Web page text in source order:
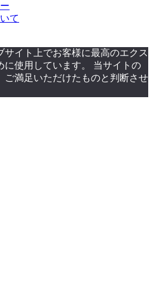
て
サイト上でお客様に最高のエクス
に使用しています。 当サイトの
ご満足いただけたものと判断させ